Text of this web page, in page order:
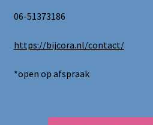
06-51373186
https://bijcora.nl/contact/
*open op afspraak